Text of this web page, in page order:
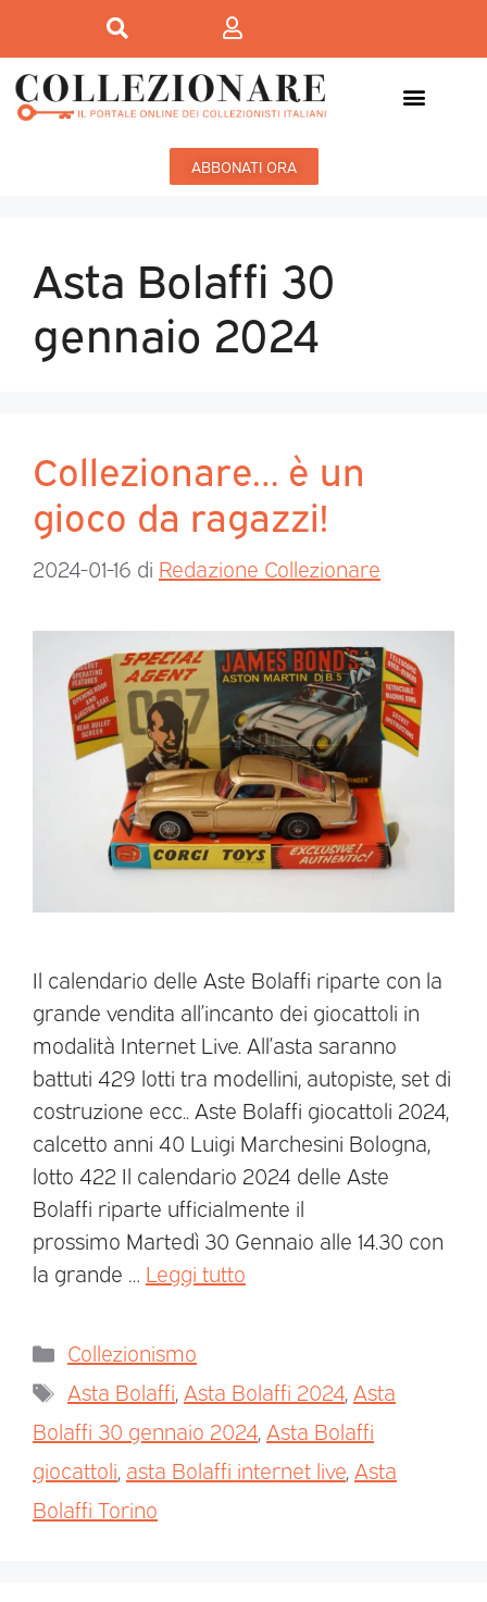
ABBONATI ORA
Asta Bolaffi 30
gennaio 2024
Collezionare… è un
gioco da ragazzi!
2024-01-16 di Redazione Collezionare
Il calendario delle Aste Bolaffi riparte con la
grande vendita all’incanto dei giocattoli in
modalità Internet Live. All’asta saranno
battuti 429 lotti tra modellini, autopiste, set di
costruzione ecc.. Aste Bolaffi giocattoli 2024,
calcetto anni 40 Luigi Marchesini Bologna,
lotto 422 Il calendario 2024 delle Aste
Bolaffi riparte ufficialmente il
prossimo Martedì 30 Gennaio alle 14.30 con
la grande … Leggi tutto
Collezionismo
Asta Bolaffi Asta Bolaffi 2024 Asta
Bolaffi 30 gennaio 2024 Asta Bolaffi
giocattoli asta Bolaffi internet live Asta
Bolaffi Torino